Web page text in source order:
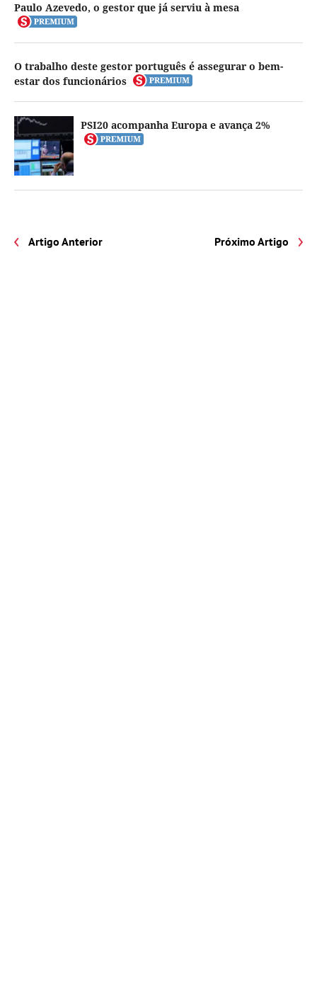
Paulo Azevedo, o gestor que já serviu à mesa
O trabalho deste gestor português é assegurar o bem-
estar dos funcionários
PSI20 acompanha Europa e avança 2%
Artigo Anterior Próximo Artigo